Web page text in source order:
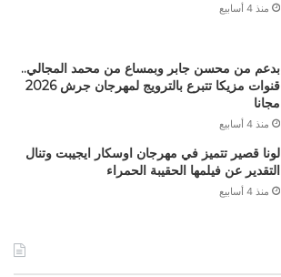
منذ 4 أسابيع
بدعم من محسن جابر وبمساع من محمد المجالي..
قنوات مزيكا تتبرع بالترويج لمهرجان جرش 2026
مجانا
منذ 4 أسابيع
لونا قصير تتميز في مهرجان اوسكار ايجيبت وتنال
التقدير عن فيلمها الحقيبة الحمراء
منذ 4 أسابيع